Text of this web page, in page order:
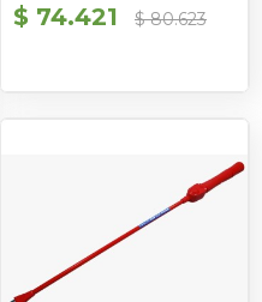
$ 74.421 $ 80.623